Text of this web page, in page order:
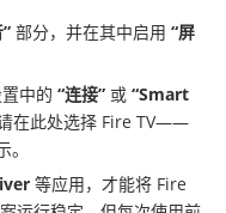
部分，并在其中启用 “屏
中的 “连接” 或 “Smart
在此处选择 Fire TV——
等应用，才能将 Fire